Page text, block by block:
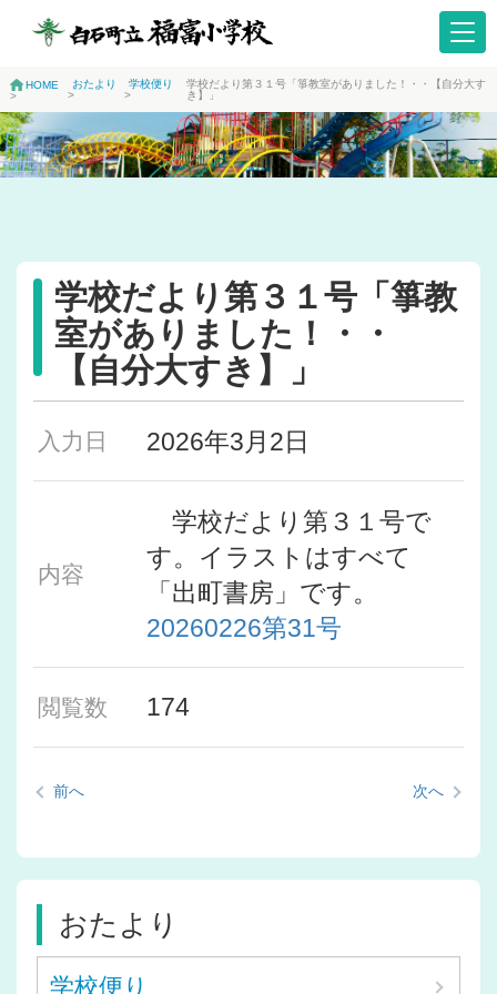
HOME
>
おたより
>
学校便り
>
学校だより第３１号「箏教室がありました！・・【自分大す
き】」
学校だより第３１号「箏教
室がありました！・・
【自分大すき】」
入力日 2026年3月2日
内容
学校だより第３１号で
す。イラストはすべて
「出町書房」です。
20260226第31号
閲覧数 174
前へ 次へ
おたより
学校便り